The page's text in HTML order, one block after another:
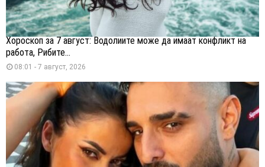
Хороскоп за 7 август: Водолиите може да имаат конфликт на
работа, Рибите...
08:01 - 7 август, 2026